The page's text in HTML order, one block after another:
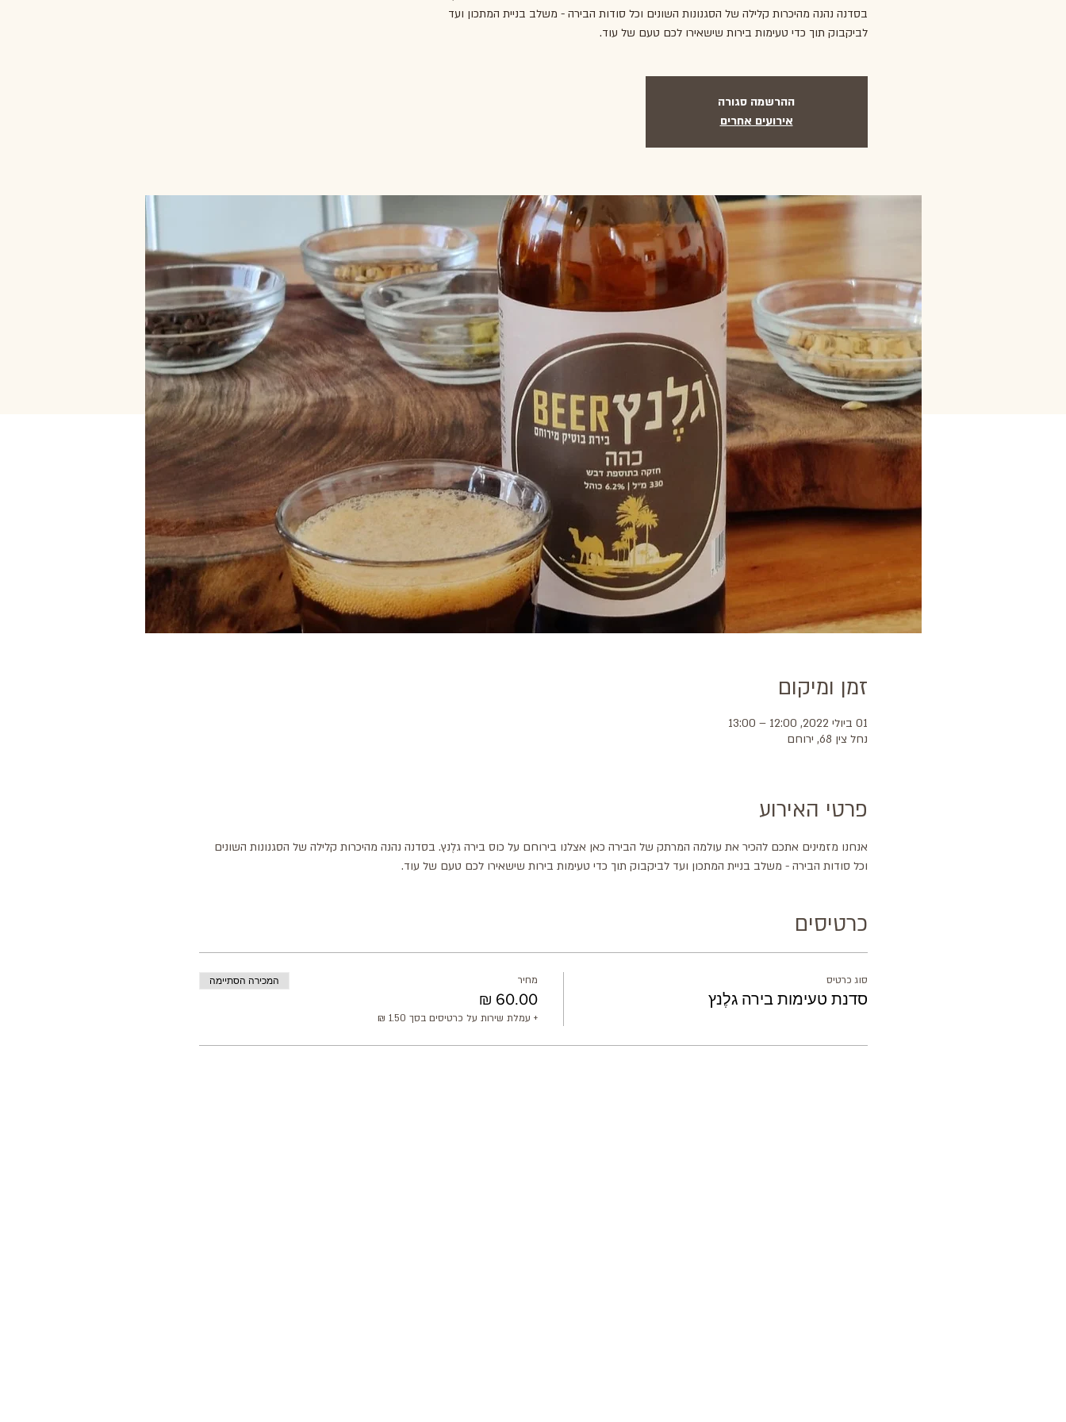
בסדנה נהנה מהיכרות קלילה של הסגנונות השונים וכל סודות הבירה - משלב בניית המתכון ועד
לביקבוק תוך כדי טעימות בירות שישאירו לכם טעם של עוד.
ההרשמה סגורה
אירועים אחרים
זמן ומיקום
01 ביולי 2022, 12:00 – 13:00
נחל צין 68, ירוחם
פרטי האירוע
אנחנו מזמינים אתכם להכיר את עולמה המרתק של הבירה כאן אצלנו בירוחם על כוס בירה גלֶנץ. בסדנה נהנה מהיכרות קלילה של הסגנונות השונים
וכל סודות הבירה - משלב בניית המתכון ועד לביקבוק תוך כדי טעימות בירות שישאירו לכם טעם של עוד.
כרטיסים
סוג כרטיס
סדנת טעימות בירה גלֶנץ
מחיר
+ עמלת שירות על כרטיסים בסך ‏1.50 ‏₪
המכירה הסתיימה